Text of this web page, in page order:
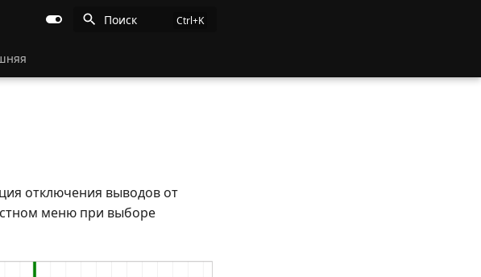
Поиск
отключения выводов от
меню при выборе